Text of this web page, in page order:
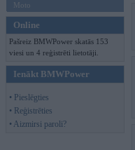
Moto
Online
Pašreiz BMWPower skatās 153
viesi un 4 reģistrēti lietotāji.
Ienākt BMWPower
• Pieslēgties
• Reģistrēties
• Aizmirsi paroli?